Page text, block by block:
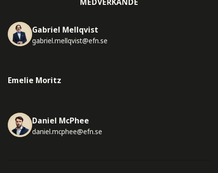
Gabriel Mellqvist
gabriel.mellqvist@efn.se
Emelie Moritz
Daniel McPhee
daniel.mcphee@efn.se